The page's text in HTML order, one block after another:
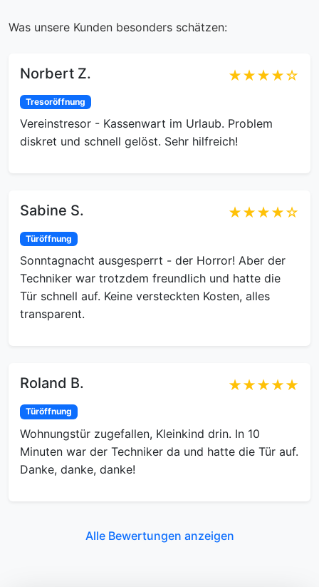
Was unsere Kunden besonders schätzen:
Norbert Z. ★★★★☆
Tresoröffnung
Vereinstresor - Kassenwart im Urlaub. Problem
diskret und schnell gelöst. Sehr hilfreich!
Sabine S. ★★★★☆
Türöffnung
Sonntagnacht ausgesperrt - der Horror! Aber der
Techniker war trotzdem freundlich und hatte die
Tür schnell auf. Keine versteckten Kosten, alles
transparent.
Roland B. ★★★★★
Türöffnung
Wohnungstür zugefallen, Kleinkind drin. In 10
Minuten war der Techniker da und hatte die Tür auf.
Danke, danke, danke!
Alle Bewertungen anzeigen